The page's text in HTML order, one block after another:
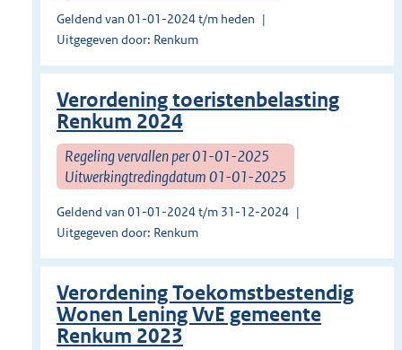
Geldend van 01-01-2024 t/m heden
Uitgegeven door: Renkum
Verordening toeristenbelasting
Renkum 2024
Regeling vervallen per 01-01-2025
Uitwerkingtredingdatum 01-01-2025
Geldend van 01-01-2024 t/m 31-12-2024
Uitgegeven door: Renkum
Verordening Toekomstbestendig
Wonen Lening VvE gemeente
Renkum 2023